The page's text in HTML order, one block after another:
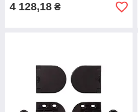
4 128,18 ₴